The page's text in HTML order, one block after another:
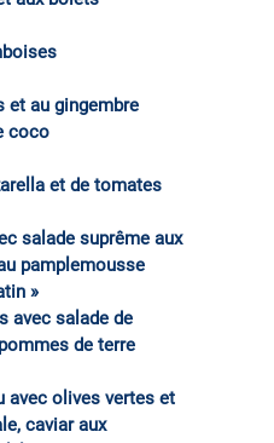
et au gingembre
coco
et de tomates
salade suprême aux
pamplemousse
»
avec salade de
de terre
avec olives vertes et
caviar aux